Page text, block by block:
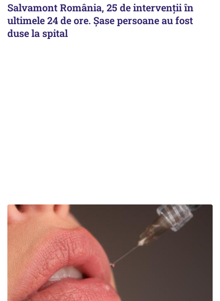
Salvamont România, 25 de intervenții în
ultimele 24 de ore. Șase persoane au fost
duse la spital